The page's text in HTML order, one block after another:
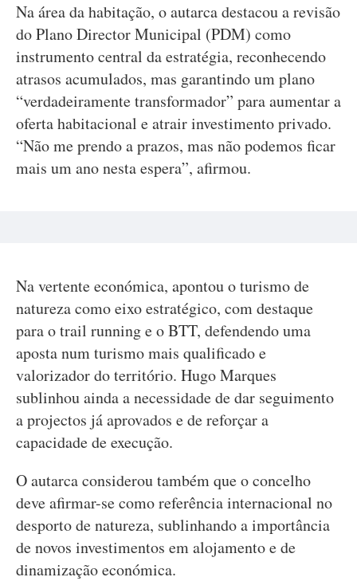
Na área da habitação, o autarca destacou a revisão
do Plano Director Municipal (PDM) como
instrumento central da estratégia, reconhecendo
atrasos acumulados, mas garantindo um plano
“verdadeiramente transformador” para aumentar a
oferta habitacional e atrair investimento privado.
“Não me prendo a prazos, mas não podemos ficar
mais um ano nesta espera”, afirmou.
Na vertente económica, apontou o turismo de
natureza como eixo estratégico, com destaque
para o trail running e o BTT, defendendo uma
aposta num turismo mais qualificado e
valorizador do território. Hugo Marques
sublinhou ainda a necessidade de dar seguimento
a projectos já aprovados e de reforçar a
capacidade de execução.
O autarca considerou também que o concelho
deve afirmar-se como referência internacional no
desporto de natureza, sublinhando a importância
de novos investimentos em alojamento e de
dinamização económica.